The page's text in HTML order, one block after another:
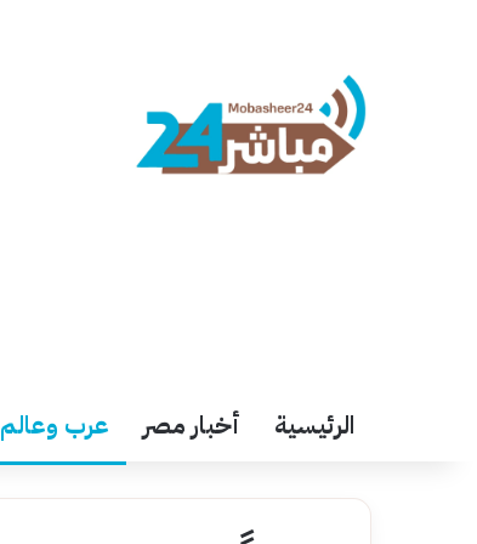
الرئيسية أخبار مصر عرب وعالم